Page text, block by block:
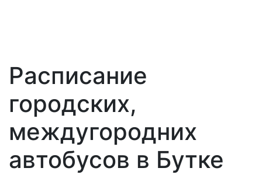
Расписание
городских,
междугородних
автобусов в Бутке